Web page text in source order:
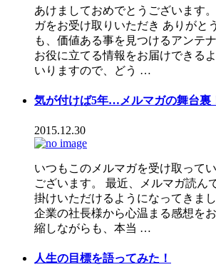
あけましておめでとうございます
ガをお受け取りいただき ありがと
も、価値ある事を見つけるアンテ
お役に立てる情報をお届けできる
いりますので、どう …
気が付けば5年…メルマガの舞台裏
2015.12.30
いつもこのメルマガを受け取って
ございます。 最近、メルマガ読ん
掛けいただけるようになってきま
企業の社長様から心温まる感想を
縮しながらも、本当 …
人生の目標を語ってみた！